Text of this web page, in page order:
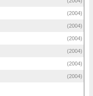
(2004)
(2004)
(2004)
(2004)
(2004)
(2004)